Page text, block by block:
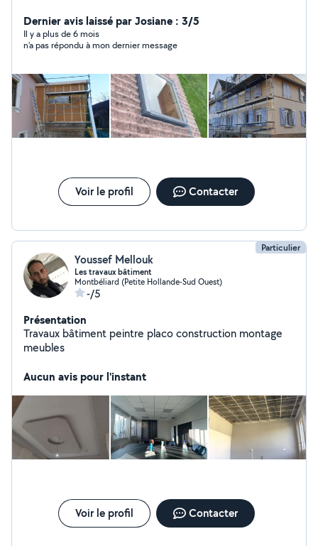
Remplacement de velux. Pose de lambris pvc ou bois
sous toiture. Zinguerie : Gouttière, rive, solin,
remplacement de manteau de cheminée. Bardage
Isolation de combles, murs Petite charpente (carport,
avancée...) Assurance décennale et RC pro à jour
Dernier avis laissé par Josiane : 3/5
Il y a plus de 6 mois
n'a pas répondu à mon dernier message
Voir le profil Contacter
Particulier
Youssef Mellouk
Les travaux bâtiment
Montbéliard (Petite Hollande-Sud Ouest)
-/5
Présentation
Travaux bâtiment peintre placo construction montage
meubles
Aucun avis pour l'instant
Voir le profil Contacter